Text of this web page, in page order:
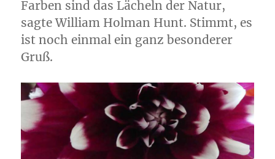
Farben sind das Lächeln der Natur,
sagte William Holman Hunt. Stimmt, es
ist noch einmal ein ganz besonderer
Gruß.